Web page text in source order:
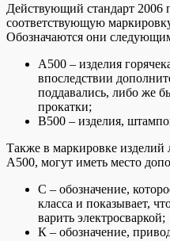
Действующий стандарт 2006
соответствующую
Обозначаются они
А500 – изделия
впоследствии
поддавались, либо же
прокатки;
В500 – изделия,
Также в маркировке изделий
А500, могут иметь место
С – обозначение,
класса и показывает,
варить электросваркой;
К – обозначение,